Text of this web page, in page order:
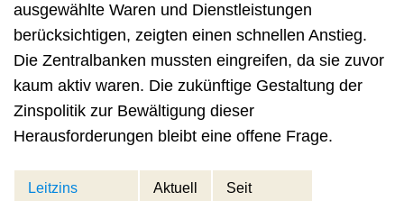
ausgewählte Waren und Dienstleistungen
berücksichtigen, zeigten einen schnellen Anstieg.
Die Zentralbanken mussten eingreifen, da sie zuvor
kaum aktiv waren. Die zukünftige Gestaltung der
Zinspolitik zur Bewältigung dieser
Herausforderungen bleibt eine offene Frage.
Leitzins Aktuell Seit